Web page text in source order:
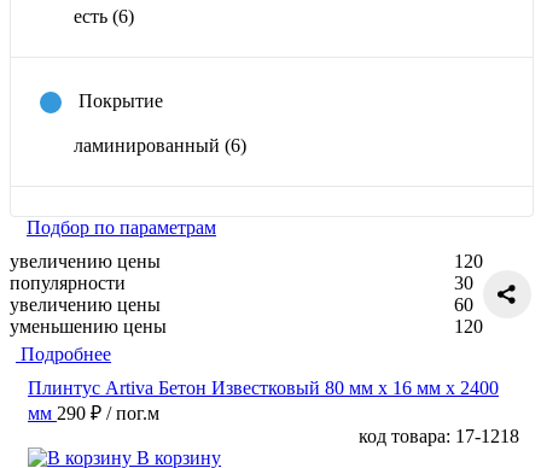
есть (6)
Покрытие
ламинированный (6)
Подбор по параметрам
увеличению цены
популярности
увеличению цены
уменьшению цены
120
30
60
120
Подробнее
Плинтус Artiva Бетон Известковый 80 мм х 16 мм х 2400
мм 290 ₽ / пог.м
код товара: 17-1218
В корзину